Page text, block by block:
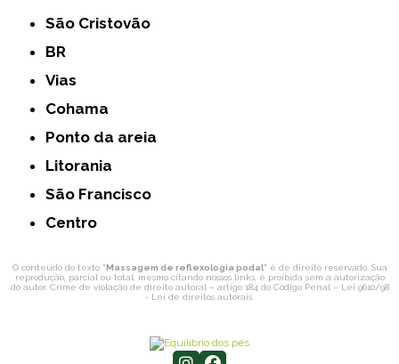
São Cristovão
BR
Vias
Cohama
Ponto da areia
Litorania
São Francisco
Centro
O conteúdo do texto "Massagem de reflexologia podal" é de direito reservado. Sua
reprodução, parcial ou total, mesmo citando nossos links, é proibida sem a autorização
do autor. Crime de violação de direito autoral – artigo 184 do Código Penal – Lei 9610/98
- Lei de direitos autorais